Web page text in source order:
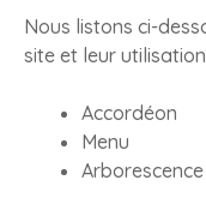
Nous listons ci-
site et leur
Accordéon
Menu
Arborescence